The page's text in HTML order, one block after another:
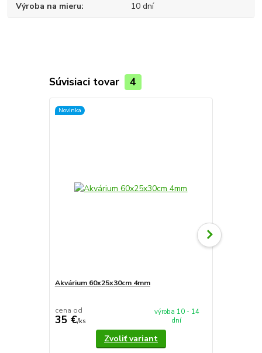
Výroba na mieru 10 dní
Súvisiaci tovar 4
Novinka
Akvárium 60x25x30cm 4mm
cena od
35 €/ks
výroba 10 - 14
dní
Zvoliť variant